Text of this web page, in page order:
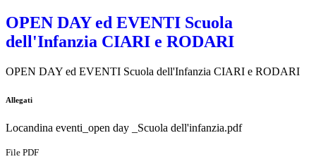
OPEN DAY ed EVENTI Scuola
dell'Infanzia CIARI e RODARI
OPEN DAY ed EVENTI Scuola dell'Infanzia CIARI e RODARI
Allegati
Locandina eventi_open day _Scuola dell'infanzia.pdf
File PDF